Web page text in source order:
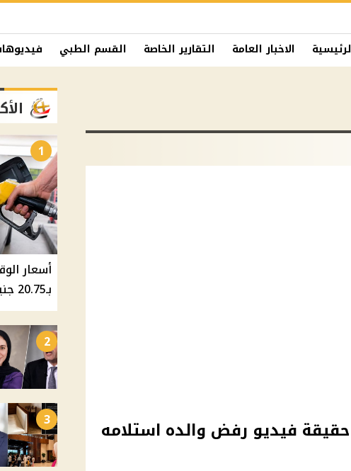
الاخبار العامة التقارير الخاصة القسم الطبي
فيديو رفض والده استلامه
1
بـ20.75 جنيه والسولار بـ20.50 جنيه
2
3